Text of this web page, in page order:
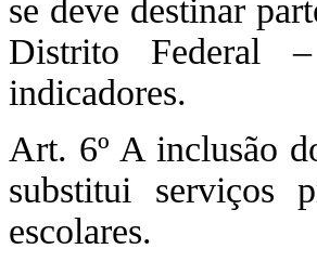
se deve destinar
Distrito Federal
indicadores.
Art. 6º A inclusão
substitui serviços
escolares.